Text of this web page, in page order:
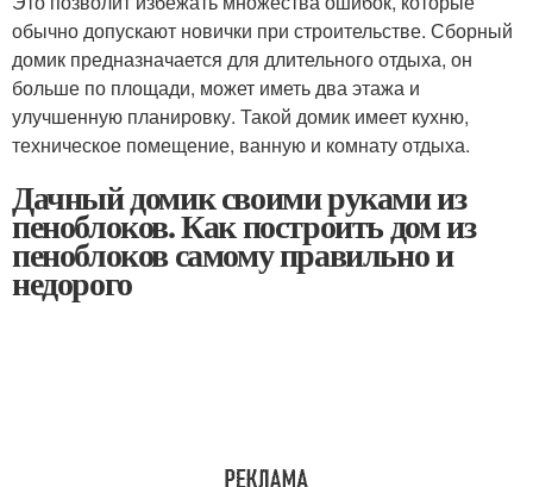
обычно допускают новички при строительстве. Сборный
домик предназначается для длительного отдыха, он
больше по площади, может иметь два этажа и
улучшенную планировку. Такой домик имеет кухню,
техническое помещение, ванную и комнату отдыха.
Дачный домик своими руками из
пеноблоков. Как построить дом из
пеноблоков самому правильно и
недорого